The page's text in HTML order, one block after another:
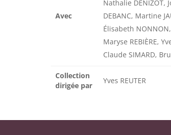
Avec
Nathalie DENIZOT,
DEBANC, Martine
Élisabeth NONNON,
Maryse REBIÈRE,
Claude SIMARD,
Collection
dirigée par
Yves REUTER